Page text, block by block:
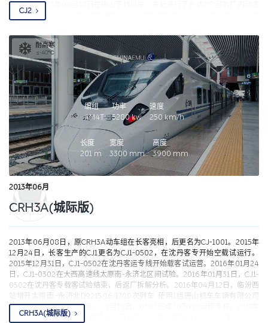
式。该车2013年04月18日在唐山下线以来，先后进行了长达8个月的厂内动态
调试试验，列车各项性能参数得到了充分的检验和调试。2014年12月，CJ2型
型城际动车组在南广线继续进行空载运营考核试验。
CJ2
耐高寒
≤-40℃
编组
4M4T
功率
5280kw
速度
250 km/h
长度
201m
宽度
3300 mm
高度
3900 mm
2013年06月
CRH3A(城际版)
2013年06月08日，原CRH3A动车组在长客亮相，后更名为CJ-1001。2015年
12月24日，长客生产的CJ1更名为CJ1-0502，在沈丹客专开始空载试运行。
2015年12月31日，CJ1-0502在沈丹客运专线开始载客试运营。2016年01月24
日，CJ1-0302在大西高速线太原南-永济北区间试验。2016年01月31日，CJ1-
0502在沈丹客专载客试验结束，后返厂拆解分析。2016年04月12日，临汾西
站增开太原南~永济北D9215/16/17/18次列车, 使用1组唐山机车车辆有限公司
CJ1-0302动车组车底担当，04月25日，0502完成30万km运用考核。2017年
02月20日，CJ1-0302完成最后一日运营，后返厂拆解分析。2018年02月06
CRH3A(城际版)